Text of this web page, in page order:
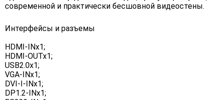
современной и практически бесшовной видеостены.
Интерфейсы и разъемы
HDMI-INx1;
HDMI-OUTx1;
USB2.0x1;
VGA-INx1;
DVI-I-INx1;
DP1.2-INx1;